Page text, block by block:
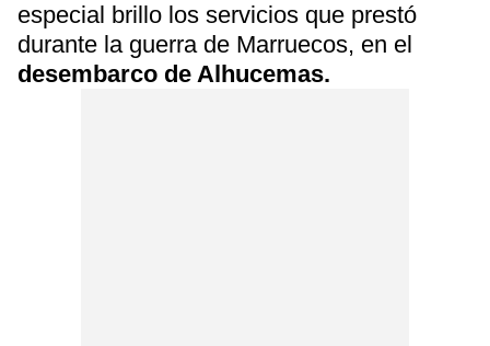
especial brillo los servicios que prestó
durante la guerra de Marruecos, en el
desembarco de Alhucemas.